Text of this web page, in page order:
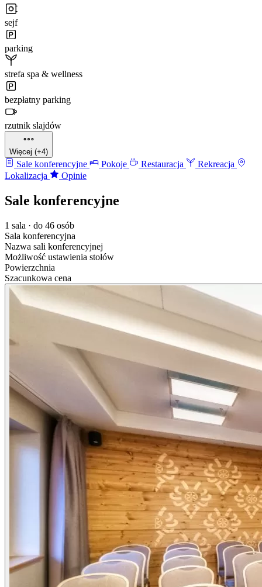
sejf
parking
strefa spa & wellness
bezpłatny parking
rzutnik slajdów
Więcej (+4)
Sale konferencyjne Pokoje Restauracja
Rekreacja
Lokalizacja
Opinie
Sale konferencyjne
1 sala · do 46 osób
Sala konferencyjna
Nazwa sali konferencyjnej
Możliwość ustawienia stołów
Powierzchnia
Szacunkowa cena